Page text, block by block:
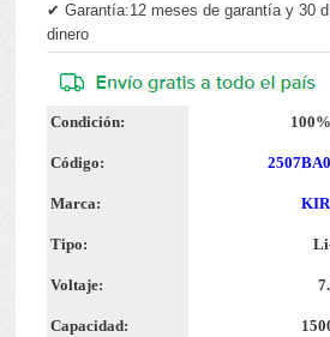
✔ Garantía:12 meses de garantía y 30
dinero
Condición:
Código:
Marca:
Tipo:
Voltaje:
Capacidad: